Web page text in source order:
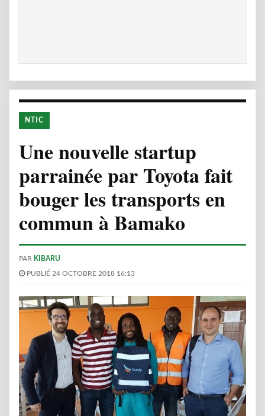
NTIC
Une nouvelle startup
parrainée par Toyota fait
bouger les transports en
commun à Bamako
PAR KIBARU
PUBLIÉ 24 OCTOBRE 2018 16:13